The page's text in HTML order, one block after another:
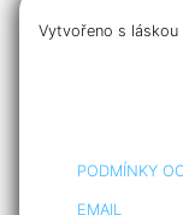
Vytvořeno s láskou
PODMÍNKY
EMAIL